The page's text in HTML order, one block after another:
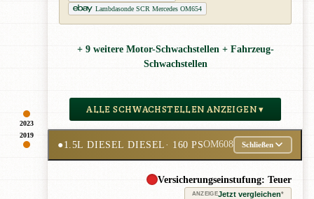
2023
Lambdasonde SCR Mercedes OM654
+ 9 weitere Motor-Schwachstellen + Fahrzeug-
Schwachstellen
ALLE SCHWACHSTELLEN ANZEIGEN ▾
2019
●1.5L DIESEL DIESEL· 160 PSOM608 Schließen
Versicherungseinstufung: Teuer
ANZEIGEJetzt vergleichen*